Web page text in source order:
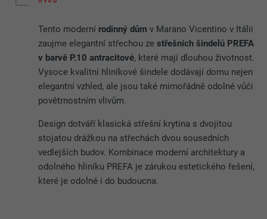
Tento moderní rodinný dům v Marano Vicentino v Itálii
zaujme elegantní střechou zestřešních šindelů PREFA
v barvě P.10 antracitové, které mají dlouhou životnost.
Vysoce kvalitní hliníkové šindele dodávají domu nejen
elegantní vzhled, ale jsou také mimořádně odolné vůči
povětrnostním vlivům.
Design dotváří klasická střešní krytina s dvojitou
stojatou drážkou na střechách dvou sousedních
vedlejších budov. Kombinace moderní architektury a
odolného hliníku PREFA je zárukou estetického řešení,
které je odolné i do budoucna.